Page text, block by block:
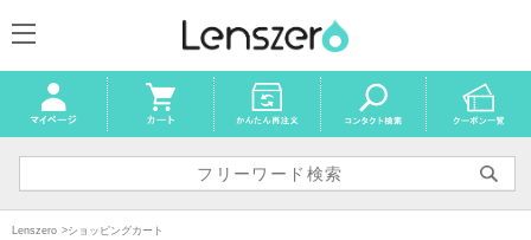
Lenszero ショッピングカート